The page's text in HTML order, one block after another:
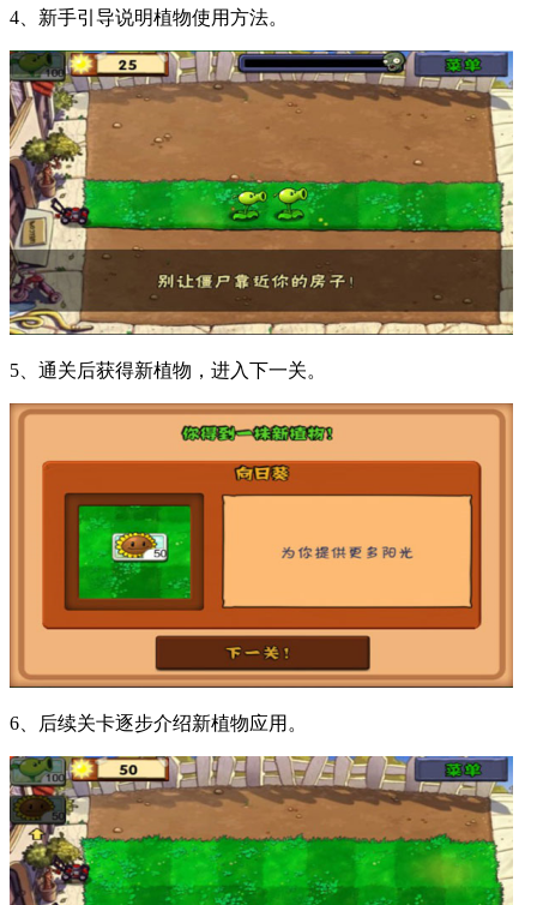
4、新手引导说明植物使用方法。
5、通关后获得新植物，进入下一关。
6、后续关卡逐步介绍新植物应用。